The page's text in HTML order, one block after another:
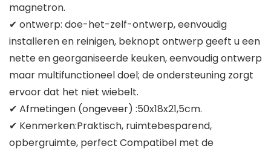
magnetron.
✔ ontwerp: doe-het-zelf-ontwerp, eenvoudig
installeren en reinigen, beknopt ontwerp geeft u een
nette en georganiseerde keuken, eenvoudig ontwerp
maar multifunctioneel doel; de ondersteuning zorgt
ervoor dat het niet wiebelt.
✔ Afmetingen (ongeveer) :50x18x21,5cm.
✔ Kenmerken:Praktisch, ruimtebesparend,
opbergruimte, perfect Compatibel met de